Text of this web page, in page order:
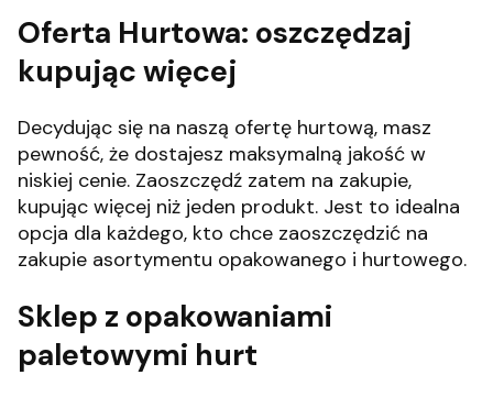
Oferta Hurtowa: oszczędzaj
kupując więcej
Decydując się na naszą ofertę hurtową, masz
pewność, że dostajesz maksymalną jakość w
niskiej cenie. Zaoszczędź zatem na zakupie,
kupując więcej niż jeden produkt. Jest to idealna
opcja dla każdego, kto chce zaoszczędzić na
zakupie asortymentu opakowanego i hurtowego.
Sklep z opakowaniami
paletowymi hurt